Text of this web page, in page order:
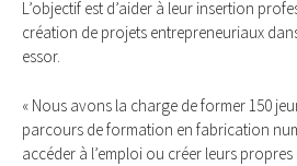
L’objectif est d’aider à leur insertion
création de projets entrepreneuriaux
essor.
« Nous avons la charge de former 150
parcours de formation en fabrication
accéder à l’emploi ou créer leurs